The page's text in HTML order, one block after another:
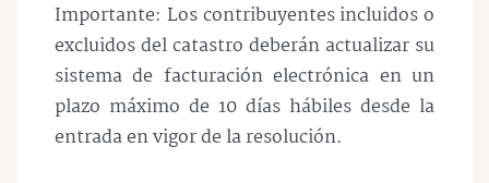
Importante: Los contribuyentes incluidos o
excluidos del catastro deberán actualizar su
sistema de facturación electrónica en un
plazo máximo de 10 días hábiles desde la
entrada en vigor de la resolución.